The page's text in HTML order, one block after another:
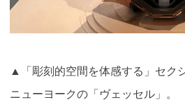
▲「彫刻的空間を体感する」セク
ニューヨークの「ヴェッセル」。